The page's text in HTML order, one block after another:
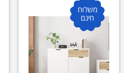
משלוח
חינם